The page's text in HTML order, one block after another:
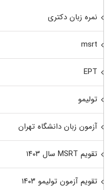
نمره زبان دکتری
msrt
EPT
تولیمو
آزمون زبان دانشگاه تهران
تقویم MSRT سال ۱۴۰۳
تقویم آزمون تولیمو ۱۴۰۳